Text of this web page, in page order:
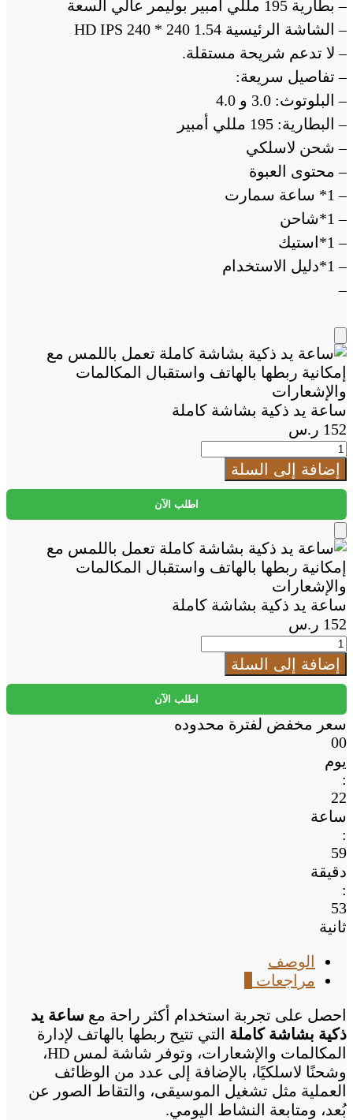
– بطارية 195 مللي أمبير بوليمر عالي السعة
– الشاشة الرئيسية 1.54 HD IPS 240 * 240
– لا تدعم شريحة مستقلة.
– تفاصيل سريعة:
– البلوتوث: 3.0 و 4.0
– البطارية: 195 مللي أمبير
– شحن لاسلكي
– محتوى العبوة
– 1* ساعة سمارت
– 1*شاحن
– 1*استيك
– 1*دليل الاستخدام
–
Add
to
Cart
ساعة يد ذكية بشاشة كاملة
152 ر.س
كمية
ساعة
يد
بشاشة
كاملة
إضافة إلى السلة
اطلب الآن
Add
to
Cart
ساعة يد ذكية بشاشة كاملة
152 ر.س
كمية
ساعة
يد
بشاشة
كاملة
إضافة إلى السلة
اطلب الآن
سعر مخفض لفترة محدوده
00
يوم
:
22
ساعة
:
59
دقيقة
:
53
ثانية
الوصف
مراجعات
احصل على تجربة استخدام أكثر راحة مع ساعة يد
ذكية بشاشة كاملة التي تتيح ربطها بالهاتف لإدارة
المكالمات والإشعارات، وتوفر شاشة لمس HD،
وشحنًا لاسلكيًا، بالإضافة إلى عدد من الوظائف
العملية مثل تشغيل الموسيقى، والتقاط الصور عن
بُعد، ومتابعة النشاط اليومي.